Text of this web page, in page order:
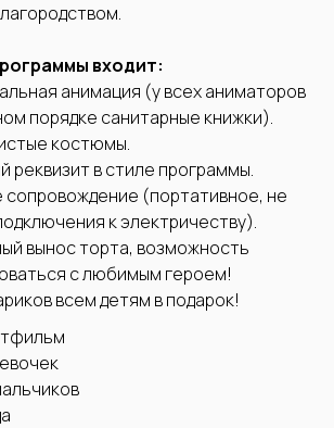
входит:
анимация (у всех аниматоров
порядке санитарные книжки).
костюмы.
реквизит в стиле программы.
сопровождение (портативное, не
к электричеству).
вынос торта, возможность
с любимым героем!
всем детям в подарок!